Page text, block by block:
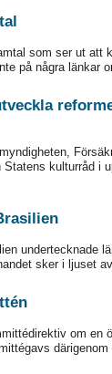
som ser ut att
på några länkar
kulturråd i
undertecknade
sker i ljuset
om en